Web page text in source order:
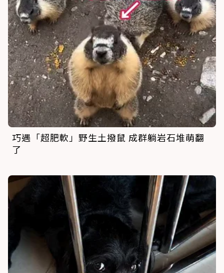
巧遇「超肥軟」野生土撥鼠 成群躺岩石堆萌翻
了